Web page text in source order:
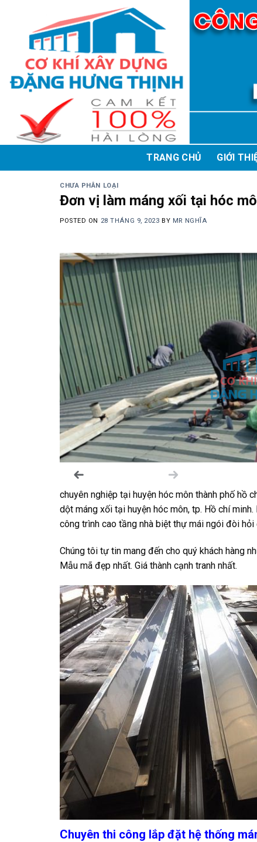
content
TRANG CHỦ GIỚI
CHƯA PHÂN LOẠI
Đơn vị làm máng xối tại hóc
POSTED ON 28 THÁNG 9, 2023 BY MR NGHĨA
chuyên nghiệp tại huyện hóc môn thành phố hồ
dột máng xối tại huyện hóc môn, tp. Hồ chí
công trình cao tầng nhà biệt thự mái ngói đòi
Chúng tôi tự tin mang đến cho quý khách hàng
Mẫu mã đẹp nhất. Giá thành cạnh tranh nhất.
Chuyên thi công lắp đặt hệ thống